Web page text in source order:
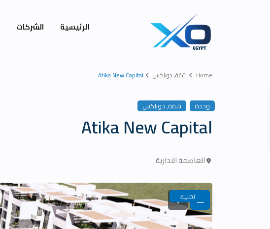
الرئيسية الشركات
Home شقة,دوبلكس Atika New Capital
وحدة شقة,دوبلكس
Atika New Capital
العاصمة الادارية
تمليك